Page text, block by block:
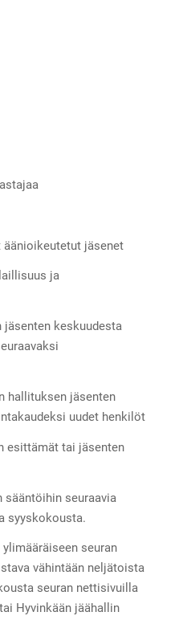
jäsenet
ja
keskuudesta
jäsenten
uudet henkilöt
tai jäsenten
seuraavia
syyskokousta.
seuran
vähintään neljätoista
seuran nettisivuilla
Hyvinkään jäähallin